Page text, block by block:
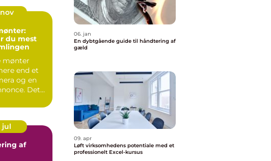
du mest
mønter
end et
og en
Det
jul
af
06. jan
En dybtgående guide til håndtering af
gæld
09. apr
Løft virksomhedens potentiale med et
professionelt Excel-kursus